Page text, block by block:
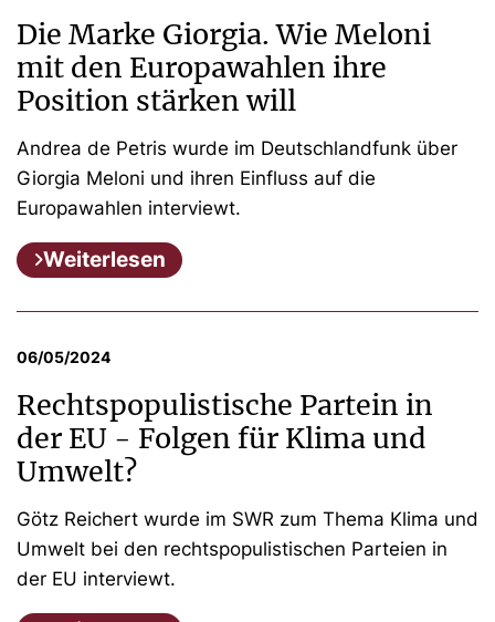
Die Marke Giorgia. Wie Meloni
mit den Europawahlen ihre
Position stärken will
Andrea de Petris wurde im Deutschlandfunk über
Giorgia Meloni und ihren Einfluss auf die
Europawahlen interviewt.
Weiterlesen
06/05/2024
Rechtspopulistische Partein in
der EU - Folgen für Klima und
Umwelt?
Götz Reichert wurde im SWR zum Thema Klima und
Umwelt bei den rechtspopulistischen Parteien in
der EU interviewt.